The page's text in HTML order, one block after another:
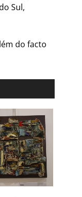
Sul,
do facto